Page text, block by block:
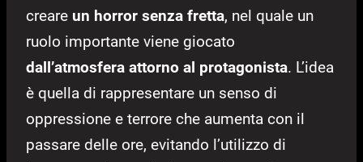
creare un horror senza fretta, nel quale un
ruolo importante viene giocato
dall’atmosfera attorno al protagonista. L’idea
è quella di rappresentare un senso di
oppressione e terrore che aumenta con il
passare delle ore, evitando l’utilizzo di